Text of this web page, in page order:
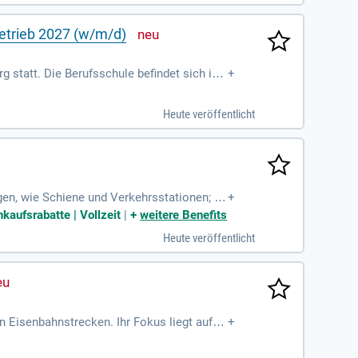
2027 (w/m/d)
statt. Die Berufsschule befindet sich in +
Heute veröffentlicht
wie Schiene und Verkehrsstationen; Si
arbeiten interdisziplinär
+
| Vollzeit |+weitere Benefits
Heute veröffentlicht
Eisenbahnstrecken. Ihr Fokus liegt auf d +